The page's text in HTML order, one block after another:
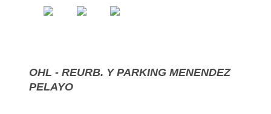
OHL - REURB. Y PARKING MENENDEZ
PELAYO